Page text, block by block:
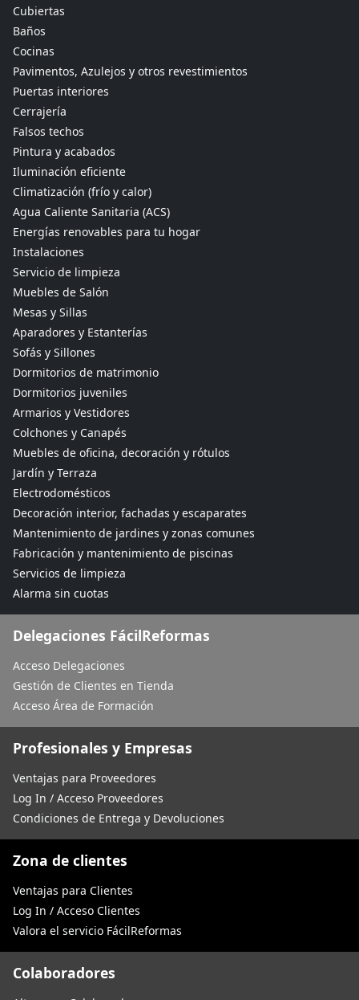
Cubiertas
Baños
Cocinas
Pavimentos, Azulejos y otros revestimientos
Puertas interiores
Cerrajería
Falsos techos
Pintura y acabados
Iluminación eficiente
Climatización (frío y calor)
Agua Caliente Sanitaria (ACS)
Energías renovables para tu hogar
Instalaciones
Servicio de limpieza
Muebles de Salón
Mesas y Sillas
Aparadores y Estanterías
Sofás y Sillones
Dormitorios de matrimonio
Dormitorios juveniles
Armarios y Vestidores
Colchones y Canapés
Muebles de oficina, decoración y rótulos
Jardín y Terraza
Electrodomésticos
Decoración interior, fachadas y escaparates
Mantenimiento de jardines y zonas comunes
Fabricación y mantenimiento de piscinas
Servicios de limpieza
Alarma sin cuotas
Delegaciones FácilReformas
Acceso Delegaciones
Gestión de Clientes en Tienda
Acceso Área de Formación
Profesionales y Empresas
Ventajas para Proveedores
Log In / Acceso Proveedores
Condiciones de Entrega y Devoluciones
Zona de clientes
Ventajas para Clientes
Log In / Acceso Clientes
Valora el servicio FácilReformas
Colaboradores